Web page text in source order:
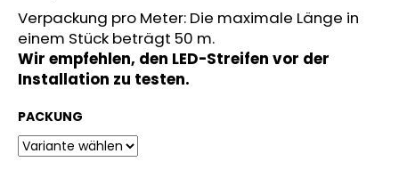
Verpackung pro Meter: Die maximale Länge in
einem Stück beträgt 50 m.
Wir empfehlen, den LED-Streifen vor der
Installation zu testen.
PACKUNG